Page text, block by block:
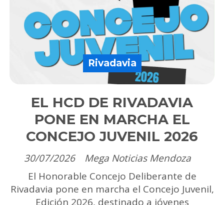
EL HCD DE RIVADAVIA
PONE EN MARCHA EL
CONCEJO JUVENIL 2026
Mega Noticias Mendoza
Rivadavia
30/07/2026
El Honorable Concejo Deliberante de
Rivadavia pone en marcha el Concejo Juvenil,
Edición 2026, destinado a jóvenes